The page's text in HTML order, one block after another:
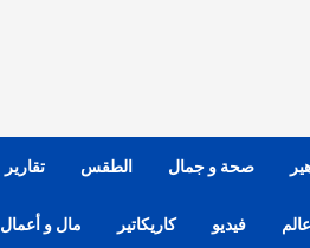
صحة و جمال الطقس تقارير
فيديو كاريكاتير مال و أعمال